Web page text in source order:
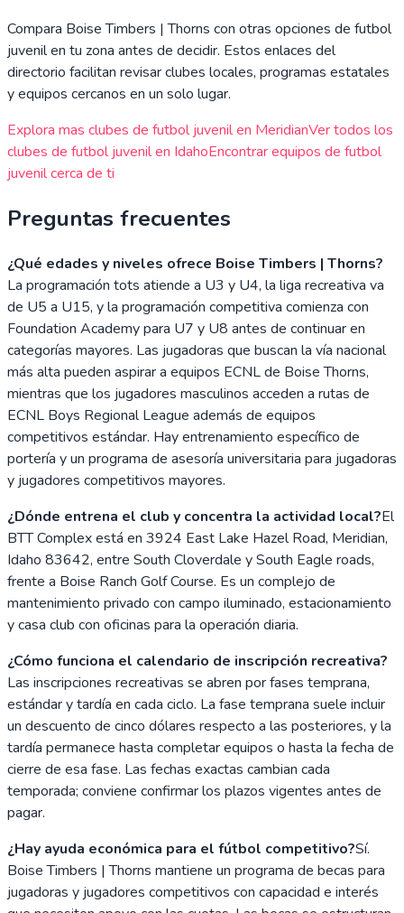
Compara Boise Timbers | Thorns con otras opciones de futbol
juvenil en tu zona antes de decidir. Estos enlaces del
directorio facilitan revisar clubes locales, programas estatales
y equipos cercanos en un solo lugar.
Explora mas clubes de futbol juvenil en MeridianVer todos los
clubes de futbol juvenil en IdahoEncontrar equipos de futbol
juvenil cerca de ti
Preguntas frecuentes
¿Qué edades y niveles ofrece Boise Timbers | Thorns?
La programación tots atiende a U3 y U4, la liga recreativa va
de U5 a U15, y la programación competitiva comienza con
Foundation Academy para U7 y U8 antes de continuar en
categorías mayores. Las jugadoras que buscan la vía nacional
más alta pueden aspirar a equipos ECNL de Boise Thorns,
mientras que los jugadores masculinos acceden a rutas de
ECNL Boys Regional League además de equipos
competitivos estándar. Hay entrenamiento específico de
portería y un programa de asesoría universitaria para jugadoras
y jugadores competitivos mayores.
¿Dónde entrena el club y concentra la actividad local?El
BTT Complex está en 3924 East Lake Hazel Road, Meridian,
Idaho 83642, entre South Cloverdale y South Eagle roads,
frente a Boise Ranch Golf Course. Es un complejo de
mantenimiento privado con campo iluminado, estacionamiento
y casa club con oficinas para la operación diaria.
¿Cómo funciona el calendario de inscripción recreativa?
Las inscripciones recreativas se abren por fases temprana,
estándar y tardía en cada ciclo. La fase temprana suele incluir
un descuento de cinco dólares respecto a las posteriores, y la
tardía permanece hasta completar equipos o hasta la fecha de
cierre de esa fase. Las fechas exactas cambian cada
temporada; conviene confirmar los plazos vigentes antes de
pagar.
¿Hay ayuda económica para el fútbol competitivo?Sí.
Boise Timbers | Thorns mantiene un programa de becas para
jugadoras y jugadores competitivos con capacidad e interés